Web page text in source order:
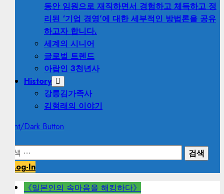
동안 임원으로 재직하면서 경험하고 체득하고 정
리된 ‘기업 경영’에 대한 세부적인 방법론을 공유
하고자 합니다.
세계의 시니어
글로벌 트렌드
아랍인 3천년사
History
강릉김가족사
김형래의 이야기
Light/Dark Button
Log-In
《일본인의 속마음을 해킹하다》